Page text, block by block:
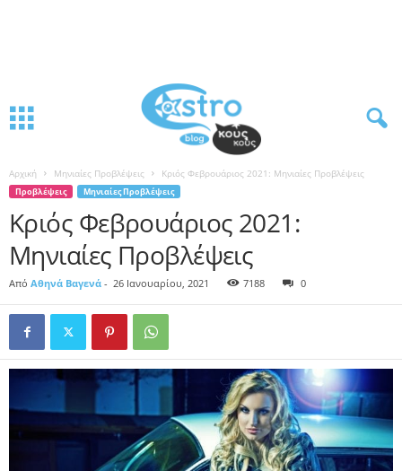
Αρχική Μηνιαίες Προβλέψεις Κριός Φεβρουάριος 2021: Μηνιαίες Προβλέψεις
Προβλέψεις Μηνιαίες Προβλέψεις
Κριός Φεβρουάριος 2021:
Μηνιαίες Προβλέψεις
Από Αθηνά Βαγενά - 26 Ιανουαρίου, 2021 7188 0